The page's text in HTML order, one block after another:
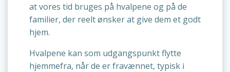
at vores tid bruges på hvalpene og på de
familier, der reelt ønsker at give dem et godt
hjem.
Hvalpene kan som udgangspunkt flytte
hjemmefra, når de er fravænnet, typisk i